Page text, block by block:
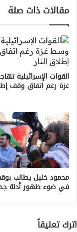
مقالات ذات صلة
القوات الإسرائيلية
غزة رغم اتفاق وقف
محمود خليل يطالب
في ضوء ظهور أدلة
اترك تعليقاً